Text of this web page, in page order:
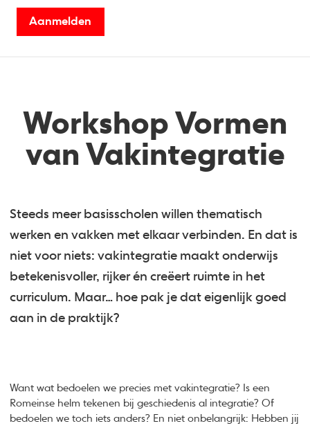
Aanmelden
Workshop Vormen
van Vakintegratie
Steeds meer basisscholen willen thematisch
werken en vakken met elkaar verbinden. En dat is
niet voor niets: vakintegratie maakt onderwijs
betekenisvoller, rijker én creëert ruimte in het
curriculum. Maar… hoe pak je dat eigenlijk goed
aan in de praktijk?
Want wat bedoelen we precies met vakintegratie? Is een
Romeinse helm tekenen bij geschiedenis al integratie? Of
bedoelen we toch iets anders? En niet onbelangrijk: Hebben jij